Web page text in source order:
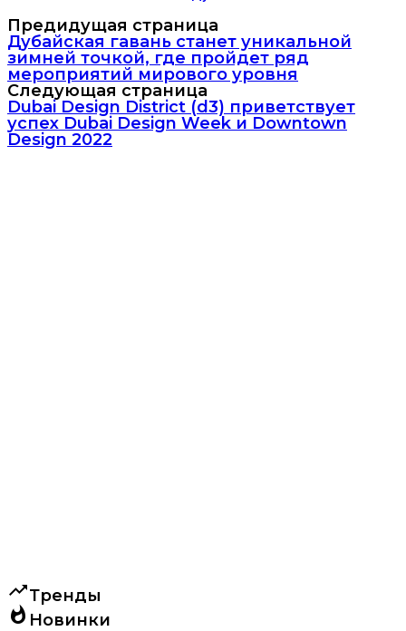
Предидущая страница
Дубайская гавань станет уникальной
зимней точкой, где пройдет ряд
мероприятий мирового уровня
Следующая страница
Dubai Design District (d3) приветствует
успех Dubai Design Week и Downtown
Design 2022
trending_upТренды
whatshot Новинки